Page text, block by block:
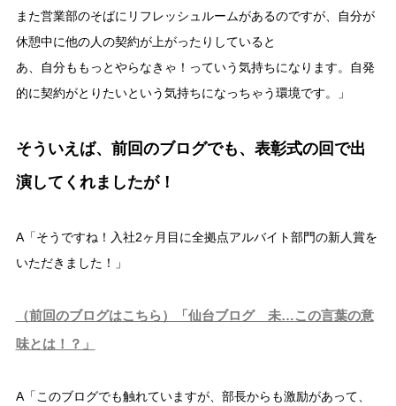
また営業部のそばにリフレッシュルームがあるのですが、自分が
休憩中に他の人の契約が上がったりしていると
あ、自分ももっとやらなきゃ！っていう気持ちになります。自発
的に契約がとりたいという気持ちになっちゃう環境です。」
そういえば、前回のブログでも、表彰式の回で出
演してくれましたが！
A「そうですね！入社2ヶ月目に全拠点アルバイト部門の新人賞を
いただきました！」
（前回のブログはこちら）「仙台ブログ 未…この言葉の意
味とは！？」
A「このブログでも触れていますが、部長からも激励があって、